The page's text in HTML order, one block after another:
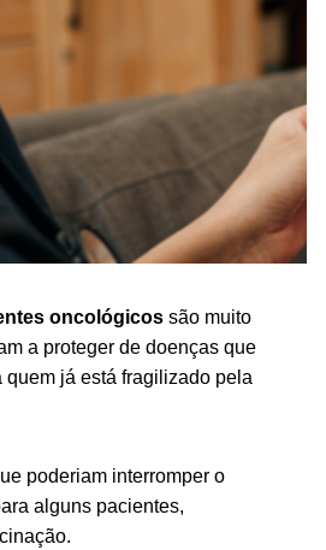
oncológicos são muito
a proteger de doenças que
quem já está fragilizado pela
poderiam interromper o
alguns pacientes,